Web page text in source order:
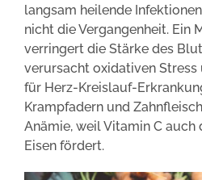
langsam heilende
nicht die Vergangenheit. Ein
verringert die Stärke des
verursacht oxidativen
für Herz-Kreislauf-
Krampfadern und
Anämie, weil Vitamin C auch
Eisen fördert.